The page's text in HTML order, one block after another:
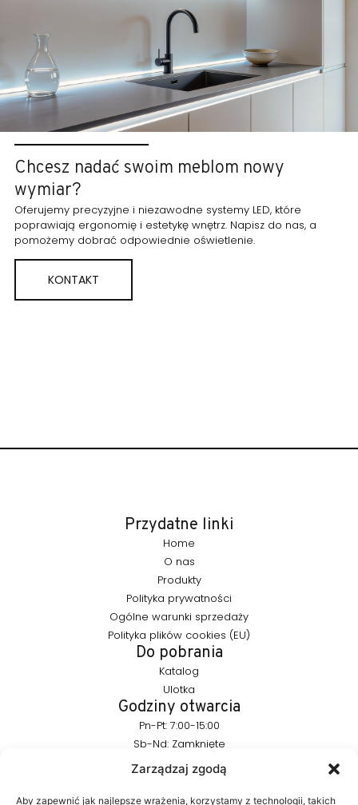
Zarządzaj zgodą
Aby zapewnić jak najlepsze wrażenia, korzystamy z technologii, takich
Chcesz nadać swoim meblom nowy
wymiar?
Oferujemy precyzyjne i niezawodne systemy LED, które
poprawiają ergonomię i estetykę wnętrz. Napisz do nas, a
pomożemy dobrać odpowiednie oświetlenie.
KONTAKT
Przydatne linki
Home
O nas
Produkty
Polityka prywatności
Ogólne warunki sprzedaży
Polityka plików cookies (EU)
Do pobrania
Katalog
Ulotka
Godziny otwarcia
Pn-Pt: 7:00-15:00
Sb-Nd: Zamknięte
Pozostańmy w kontakcie
info@furnika.pl
+48 (77) 544 91 28